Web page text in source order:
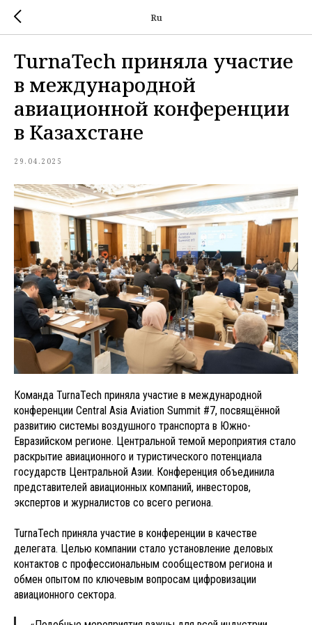
Ru
TurnaTech приняла участие
в международной
авиационной конференции
в Казахстане
29.04.2025
Команда TurnaTech приняла участие в международной
конференции Central Asia Aviation Summit #7, посвящённой
развитию системы воздушного транспорта в Южно-
Евразийском регионе. Центральной темой мероприятия стало
раскрытие авиационного и туристического потенциала
государств Центральной Азии. Конференция объединила
представителей авиационных компаний, инвесторов,
экспертов и журналистов со всего региона.
TurnaTech приняла участие в конференции в качестве
делегата. Целью компании стало установление деловых
контактов с профессиональным сообществом региона и
обмен опытом по ключевым вопросам цифровизации
авиационного сектора.